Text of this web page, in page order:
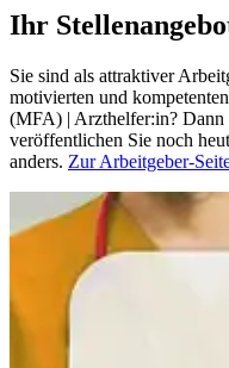
Ihr
Sie sind als attraktiver
motivierten und
(MFA) | Arzthelfer:in? Dann
veröffentlichen Sie noch
anders. Zur Arbeitgeber-